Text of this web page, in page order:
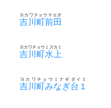
吉川町前田
ヨカワチョウマエダ
吉川町水上
ヨカワチョウミズカミ
吉川町みなぎ台１
ヨカワチョウミナギダイ１